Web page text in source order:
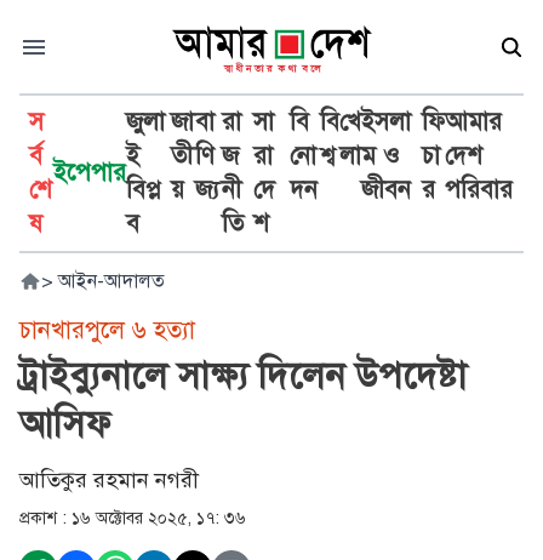
স
র্ব
শে
ষ
ইপেপার
জুলা
ই
বিপ্ল
ব
জা
তী
য়
বা
ণি
জ্য
রা
জ
নী
তি
সা
রা
দে
শ
বি
নো
দন
বি
শ্ব
খে
লা
ইসলা
ম ও
জীবন
ফি
চা
র
আমার
দেশ
পরিবার
> আইন-আদালত
চানখারপুলে ৬ হত্যা
ট্রাইব্যুনালে সাক্ষ্য দিলেন উপদেষ্টা
আসিফ
আতিকুর রহমান নগরী
প্রকাশ : ১৬ অক্টোবর ২০২৫, ১৭: ৩৬